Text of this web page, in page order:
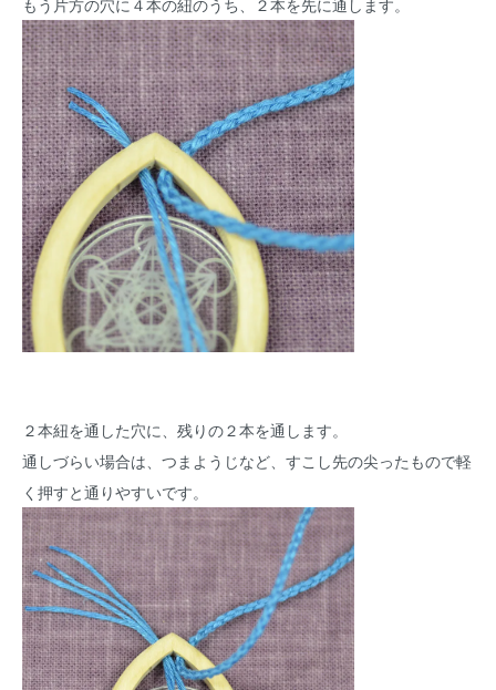
もう片方の穴に４本の紐のうち、２本を先に通します。
２本紐を通した穴に、残りの２本を通します。
通しづらい場合は、つまようじなど、すこし先の尖ったもので軽
く押すと通りやすいです。